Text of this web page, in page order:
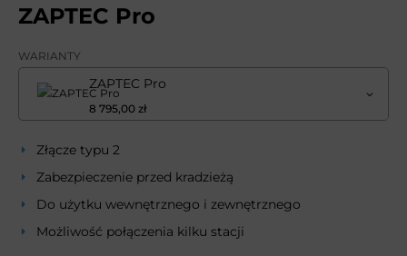
ZAPTEC Pro
WARIANTY
ZAPTEC Pro
8 795,00 zł
Złącze typu 2
Zabezpieczenie przed kradzieżą
Do użytku wewnętrznego i zewnętrznego
Możliwość połączenia kilku stacji